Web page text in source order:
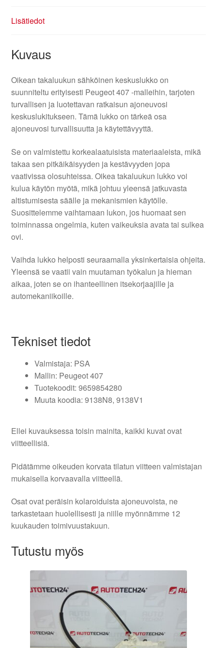
Lisätiedot
Kuvaus
Oikean takaluukun sähköinen keskuslukko on
suunniteltu erityisesti Peugeot 407 -malleihin, tarjoten
turvallisen ja luotettavan ratkaisun ajoneuvosi
keskuslukitukseen. Tämä lukko on tärkeä osa
ajoneuvosi turvallisuutta ja käytettävyyttä.
Se on valmistettu korkealaatuisista materiaaleista, mikä
takaa sen pitkäikäisyyden ja kestävyyden jopa
vaativissa olosuhteissa. Oikea takaluukun lukko voi
kulua käytön myötä, mikä johtuu yleensä jatkuvasta
altistumisesta säälle ja mekanismien käytölle.
Suosittelemme vaihtamaan lukon, jos huomaat sen
toiminnassa ongelmia, kuten vaikeuksia avata tai sulkea
ovi.
Vaihda lukko helposti seuraamalla yksinkertaisia ohjeita.
Yleensä se vaatii vain muutaman työkalun ja hieman
aikaa, joten se on ihanteellinen itsekorjaajille ja
automekaniikoille.
Tekniset tiedot
Valmistaja: PSA
Mallin: Peugeot 407
Tuotekoodit: 9659854280
Muuta koodia: 9138N8, 9138V1
Ellei kuvauksessa toisin mainita, kaikki kuvat ovat
viitteellisiä.
Pidätämme oikeuden korvata tilatun viitteen valmistajan
mukaisella korvaavalla viitteellä.
Osat ovat peräisin kolaroiduista ajoneuvoista, ne
tarkastetaan huolellisesti ja niille myönnämme 12
kuukauden toimivuustakuun.
Tutustu myös